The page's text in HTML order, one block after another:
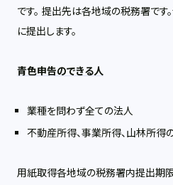
です。 提出先は各地域の税務署で
に提出します。
青色申告のできる人
業種を問わず全ての法人
不動産所得、事業所得、山林所得
用紙取得各地域の税務署内提出期